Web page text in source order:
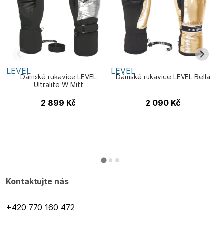
LEVEL
Dámské rukavice LEVEL
Ultralite W Mitt
2 899 Kč
LEVEL
Dámské rukavice LEVEL Bella
2 090 Kč
Kontaktujte nás
+420 770 160 472